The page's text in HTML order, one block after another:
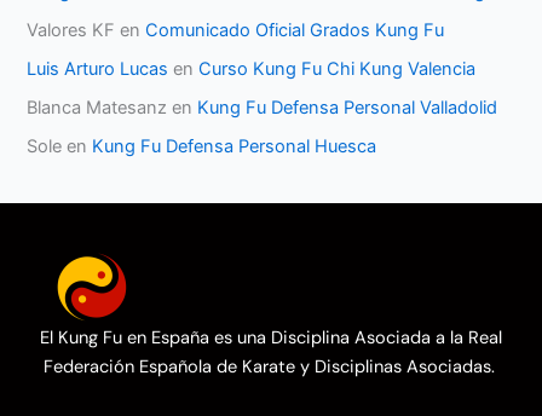
Valores KF enComunicado Oficial Grados Kung Fu
Luis Arturo Lucas enCurso Kung Fu Chi Kung Valencia
Blanca Matesanz en Kung Fu Defensa Personal Valladolid
Sole en Kung Fu Defensa Personal Huesca
El Kung Fu en España es una Disciplina Asociada a la Real
Federación Española de Karate y Disciplinas Asociadas.